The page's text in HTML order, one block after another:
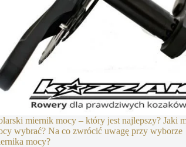
miernik mocy – który jest najlepszy? Jaki
wybrać? Na co zwrócić uwagę przy wyborze
mocy?